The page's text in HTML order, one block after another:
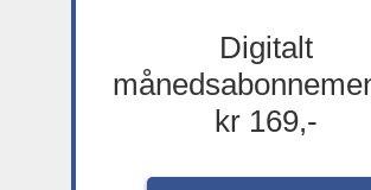
Digitalt
kr 169,-